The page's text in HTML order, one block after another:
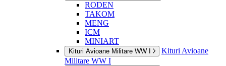
RODEN
TAKOM
MENG
ICM
MINIART
Kituri Avioane Militare WW I
Kituri Avioane
Militare WW I